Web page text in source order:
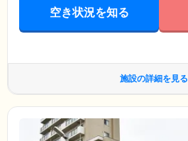
空き状況を知る
施設の詳細を見る